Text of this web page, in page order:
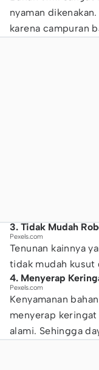
nyaman
karena campuran
3. Tidak Mudah
Pexels.com
Tenunan kainnya
tidak mudah kusut
4. Menyerap
Pexels.com
Kenyamanan bahan
menyerap
alami. Sehingga